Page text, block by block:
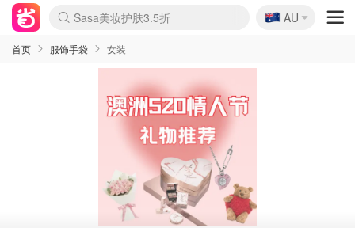
lululemon折扣上新
SSENSE年中2.5折
FreshBeauty好价汇总
Cettire降价+叠9折
WWS Coles超市实拍
viagogo二手票捡漏
Myer超级周末
The Outnet奢牌1折起
David Jones 3折起
Flannels大牌1折
Perfumes Club护肤1折
AMIRO面罩$251
Amazon折扣汇总
eToro入金$200送$50
Amazon数码好物
ICONIC本周7.5折
ThedoubleF高奢地板价
Moose Knuckles 6折
丝芙兰5折起
EUFY摄像头$98
Selenichast首饰2折
Trip机票酒店促销
YSL送5件彩妆礼
Amazon家居好物
Amazon美妆护肤
雅漾大喷$8
过敏原检测盒$33
伊索独家赠50ml沐浴露
科颜氏高保湿面霜$29
SEALIFE海洋馆门票6折
丝塔芙大白罐$16
订阅Newsletter送香薰
Cult Beauty 6.8折
Harrods圣诞日历$525
LN-CC奢牌私促3折
d'Alba空姐喷雾$16
EVE LOM套装£56
Bernardelli独家4折
Adore Beauty 6折起
CT圣诞日历
Mytheresa奢品2.7折
Luxury Escapes 9折
Currentbody美容仪$881
MOON Garden Live
Roborock扫地机$649
Tingo Life水杯$24
Valentino官网5折
CR洗护套装$23
修丽可4件套$159
Myer彩妆2件7折
GANNI官网4.5折
Stylevana韩妆4折
Tessabit高奢8.5折
OGX洗发水$11
Amazon阿德莱德次日达
卡诗8.5折+赠礼
Philips Hue灯具8折
🇦🇺
AU
首页 服饰手袋 女装